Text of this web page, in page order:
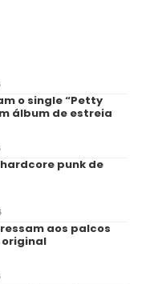
o single “Petty
álbum de estreia
hardcore punk de
aos palcos